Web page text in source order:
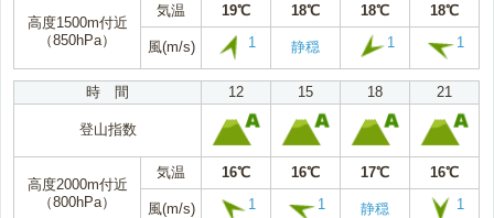
高度1500m付近
（850hPa）
気温 19℃ 18℃ 18℃ 18℃
風(m/s) 1 静穏 1 1
時 間 12 15 18 21
登山指数
高度2000m付近
（800hPa）
気温 16℃ 16℃ 17℃ 16℃
風(m/s) 1 1 静穏 1